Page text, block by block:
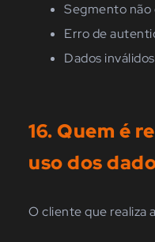
Segmento não
Erro de
Dados
16. Quem é
uso dos
O cliente que realiza